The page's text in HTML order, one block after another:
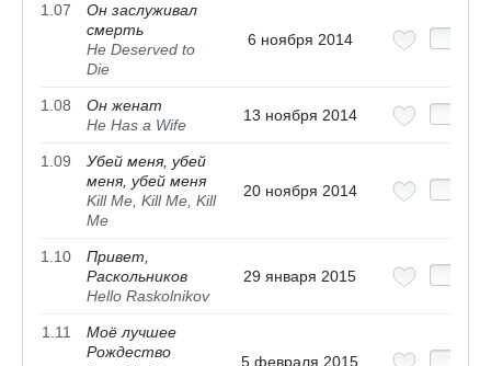
1.07
Он заслуживал
смерть
He Deserved to
Die
6 ноября 2014
1.08
Он женат
He Has a Wife
13 ноября 2014
1.09
Убей меня, убей
меня, убей меня
Kill Me, Kill Me, Kill
Me
20 ноября 2014
1.10
Привет,
Раскольников
Hello Raskolnikov
29 января 2015
1.11
Моё лучшее
Рождество
5 февраля 2015